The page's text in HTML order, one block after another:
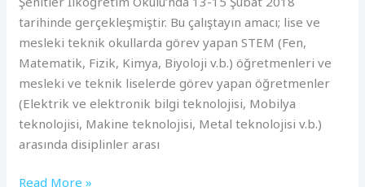
tarihinde gerçekleşmiştir. Bu çalıştayın amacı; lise ve
mesleki teknik okullarda görev yapan STEM (Fen,
Matematik, Fizik, Kimya, Biyoloji v.b.) öğretmenleri ve
mesleki ve teknik liselerde görev yapan öğretmenler
(Elektrik ve elektronik bilgi teknolojisi, Mobilya
teknolojisi, Makine teknolojisi, Metal teknolojisi v.b.)
arasında disiplinler arası
Read More »